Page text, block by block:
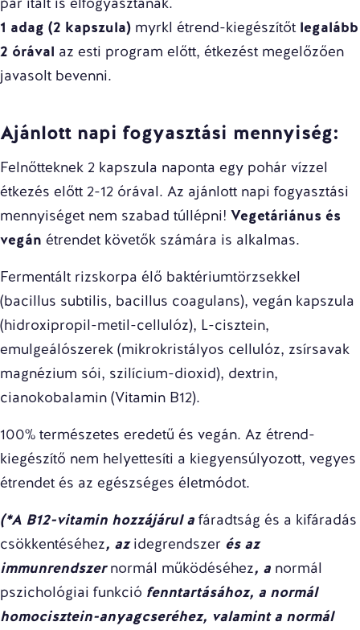
1 adag (2 kapszula) myrkl étrend-kiegészítőt legalább
2 órával az esti program előtt, étkezést megelőzően
javasolt bevenni.
Ajánlott napi fogyasztási mennyiség:
Felnőtteknek 2 kapszula naponta egy pohár vízzel
étkezés előtt 2-12 órával. Az ajánlott napi fogyasztási
mennyiséget nem szabad túllépni! Vegetáriánus és
vegán étrendet követők számára is alkalmas.
Fermentált rizskorpa élő baktériumtörzsekkel
(bacillus subtilis, bacillus coagulans), vegán kapszula
(hidroxipropil-metil-cellulóz), L-cisztein,
emulgeálószerek (mikrokristályos cellulóz, zsírsavak
magnézium sói, szilícium-dioxid), dextrin,
cianokobalamin (Vitamin B12).
100% természetes eredetű és vegán. Az étrend-
kiegészítő nem helyettesíti a kiegyensúlyozott, vegyes
étrendet és az egészséges életmódot.
(*A B12-vitamin hozzájárul a fáradtság és a kifáradás
csökkentéséhez, azidegrendszer és az
immunrendszernormál működéséhez, a normál
pszichológiai funkció fenntartásához, a normál
homocisztein-anyagcseréhez, valamint a normál